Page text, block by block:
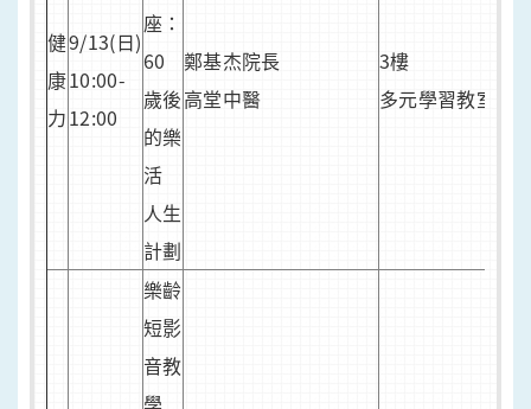
健
康
力
9/13(日)
10:00-
12:00
座：
60
歲後
的樂
活
人生
計劃
鄭基杰院長
高堂中醫
3樓
多元學習教室
樂齡
短影
音教
學